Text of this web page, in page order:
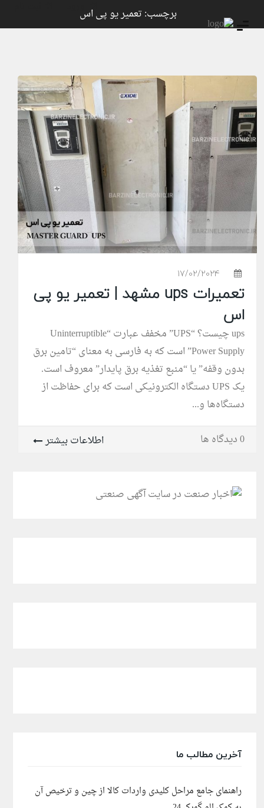
برچسب: تعمیر یو پی اس
17/02/2024
تعمیرات ups مشهد | تعمیر یو پی
اس
ups چیست؟ “UPS” مخفف عبارت “Uninterruptible
Power Supply” است که به فارسی به معنای “تامین برق
بدون وقفه” یا “منبع تغذیه برق پایدار” معروف است.
یک UPS دستگاه الکترونیکی است که برای حفاظت از
دستگاه‌ها و...
0 دیدگاه ها
اطلاعات بیشتر
آخرین مطالب ما
راهنمای جامع مراحل کلیدی واردات کالا از چین و ترخیص آن